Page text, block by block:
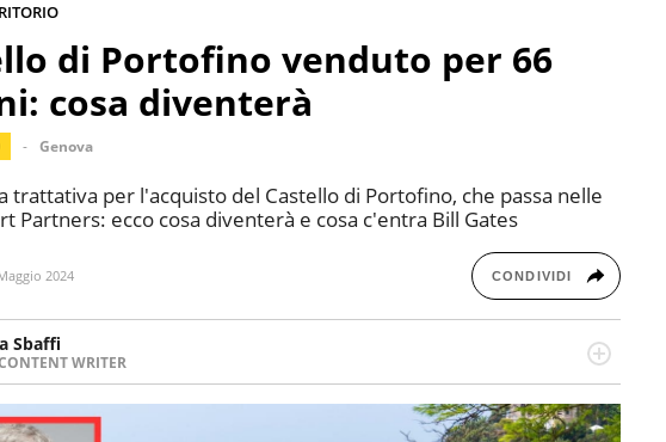
di Portofino venduto per 66
cosa diventerà
Genova
trattativa per l'acquisto del Castello di Portofino, che passa nelle
Partners: ecco cosa diventerà e cosa c'entra Bill Gates
2024 CONDIVIDI
Sbaffi
WRITER
writer appassionata di belle storie e di viaggi, scrive da quando ne
Curiosa per natura, le piace tenersi informata su ciò che accade
a lei.